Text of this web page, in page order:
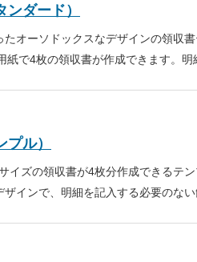
ダード）
オーソドックスなデザインの領収
紙で4枚の領収書が作成できます。明
ル）
イズの領収書が4枚分作成できるテ
インで、明細を記入する必要のな